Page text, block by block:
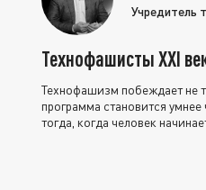
Учредитель
Технофашисты XXI
Технофашизм побеждает не
программа становится
тогда, когда человек